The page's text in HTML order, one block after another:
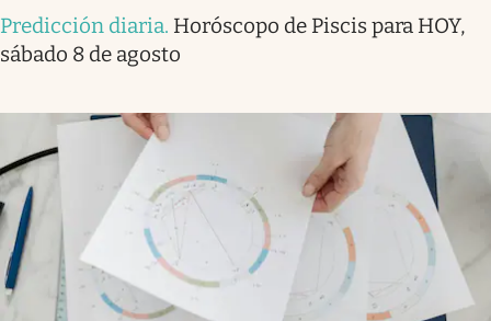
Predicción diaria. Horóscopo de Piscis para HOY,
sábado 8 de agosto